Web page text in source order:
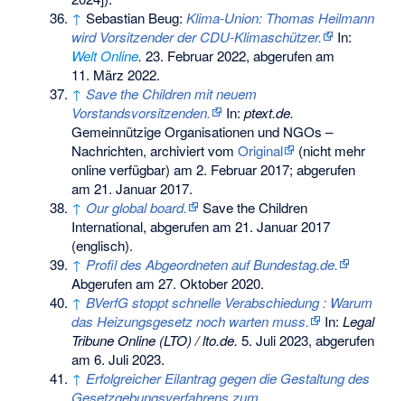
↑ Sebastian Beug:Klima-Union: Thomas Heilmann
wird Vorsitzender der CDU-Klimaschützer.
In:
Welt Online. 23. Februar 2022, abgerufen am
11. März 2022.
↑ Save the Children mit neuem
Vorstandsvorsitzenden.
In:ptext.de.
Gemeinnützige Organisationen und NGOs –
Nachrichten, archiviert vomOriginal
(nicht mehr
online verfügbar) am2. Februar 2017; abgerufen
am 21. Januar 2017.
↑ Our global board.
Save the Children
International, abgerufen am 21. Januar 2017
(englisch).
↑ Profil des Abgeordneten auf Bundestag.de.
Abgerufen am 27. Oktober 2020.
↑ BVerfG stoppt schnelle Verabschiedung : Warum
das Heizungsgesetz noch warten muss.
In:Legal
Tribune Online (LTO) / lto.de. 5. Juli 2023, abgerufen
am 6. Juli 2023.
↑ Erfolgreicher Eilantrag gegen die Gestaltung des
Gesetzgebungsverfahrens zum